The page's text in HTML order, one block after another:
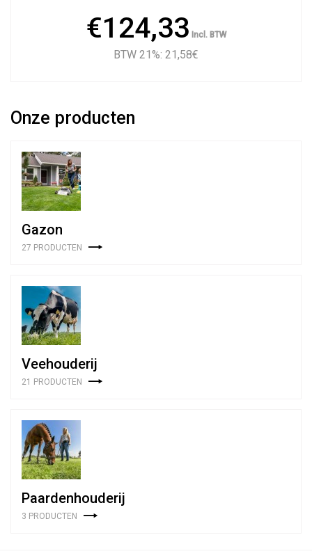
€124,33Incl. BTW
BTW 21%: 21,58€
Onze producten
Gazon
27 PRODUCTEN
Veehouderij
21 PRODUCTEN
Paardenhouderij
3 PRODUCTEN